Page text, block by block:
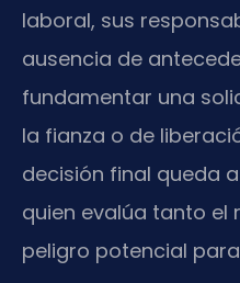
laboral, sus
ausencia de
fundamentar una
la fianza o de
decisión final queda
quien evalúa tanto el
peligro potencial